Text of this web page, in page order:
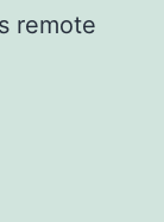
remote